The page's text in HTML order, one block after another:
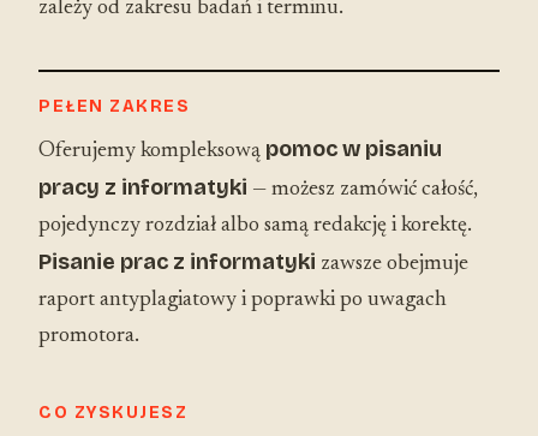
zależy od zakresu badań i terminu.
PEŁEN ZAKRES
Oferujemy kompleksową pomoc w pisaniu
pracy z informatyki — możesz zamówić całość,
pojedynczy rozdział albo samą redakcję i korektę.
Pisanie prac z informatyki zawsze obejmuje
raport antyplagiatowy i poprawki po uwagach
promotora.
CO ZYSKUJESZ